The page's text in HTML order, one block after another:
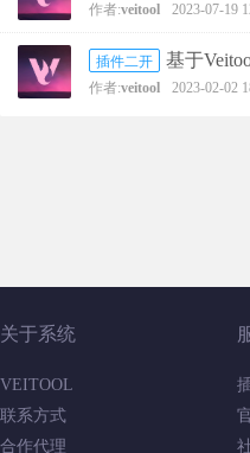
作者:veitool 2023-07-19
插件二开 基于
作者:veitool 2023-02-02
关于系统
VEITOOL
联系方式
合作代理